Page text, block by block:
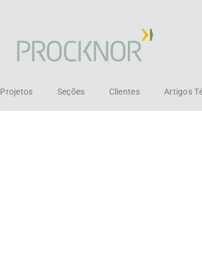
Projetos Seções Clientes Artigos